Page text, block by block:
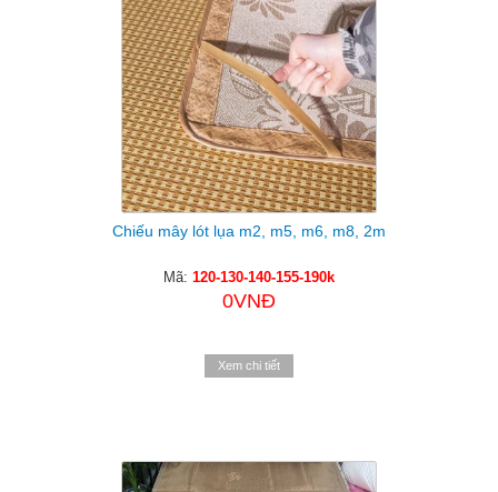
Chiếu mây lót lụa m2, m5, m6, m8, 2m
Mã: 120-130-140-155-190k
0VNĐ
Xem chi tiết